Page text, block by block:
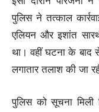
पुलिस ने तत्काल
एलियन और इशांत
था। वहीं घटना के बाद
लगातार तलाश की जा
पुलिस को सूचना